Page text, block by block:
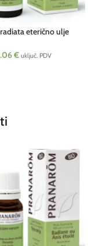
eterično ulje
€ uključ. PDV